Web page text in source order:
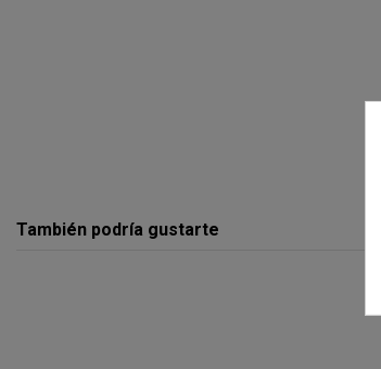
También podría gustarte